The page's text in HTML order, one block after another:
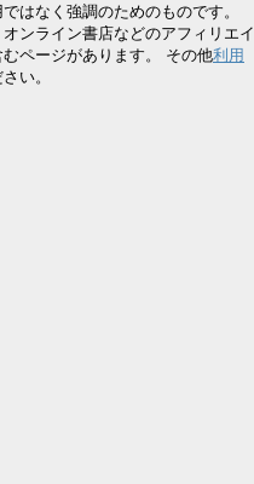
はなく強調のためのものです。
ンライン書店などのアフィリエイ
むページがあります。 その他利用
い。